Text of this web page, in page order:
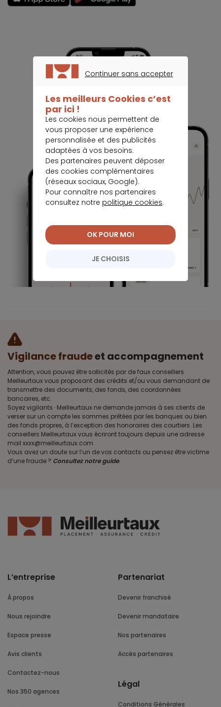
Vigilance fraudeet accompagnement
Attention, vous pouvez être sollicités par de faux conseillers
Meilleurtaux vous proposant des crédits et/ou vous demandant de
transmettre des documents, des fonds, des coordonnées
bancaires, etc.
Soyez vigilants · Meilleurtaux ne demande jamais à ses clients de
verser sur un compte les sommes prêtées par les banques ou bien
des fonds propres, à l’exception des honoraires des courtiers. Les
conseillers Meilleurtaux vous écriront toujours depuis une adresse
mail xxxx@meilleurtaux.com
Vous avez un doute sur l’un de vos contacts ou pensez être victime
d’une fraude ? Consultez notre guide.
L’entreprise
À propos
Nous rejoindre
Espace presse
Avis clients
Contactez-nous
Nos 350 agences
Partenariat
Devenir franchisé
Devenir mandataire
Nos partenaires
Accès partenaires
Légal
Conditions Générales
Continuer sans accepter
Les meilleurs Cookies c’est
par ici !
Les cookies nous permettent de
vous proposer une expérience
personnalisée et des publicités
adaptées à vos besoins.
Des partenaires peuvent déposer
des cookies complémentaires
(réseaux sociaux, Google).
Pour connaître nos partenaires
consultez notre politique cookies.
JE CHOISIS
OK POUR MOI